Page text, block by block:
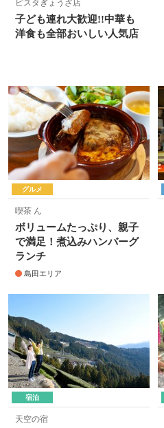
ピスタぎょうざ店
子ども連れ大歓迎!!中華も
洋食も全部おいしい人気店
グルメ
喫茶 ん
ボリュームたっぷり、親子
で満足！煮込みハンバーグ
ランチ
島田エリア
宿泊
天空の宿